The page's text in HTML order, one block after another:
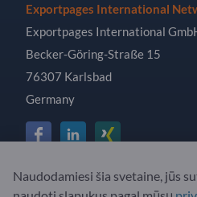
Exportpages International
Exportpages International
Becker-Göring-Straße 15
76307 Karlsbad
Germany
Copyright © 2026 Exportpages
Naudodamiesi šia svetaine, jūs